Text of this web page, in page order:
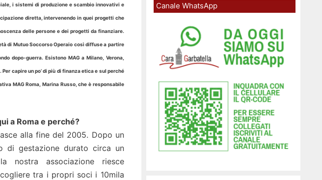
i sistemi di produzione e scambio innovativi e
diretta, intervenendo in quei progetti che
delle persone e dei progetti da finanziare.
di Mutuo Soccorso Operaio così diffuse a partire
dopo-guerra. Esistono MAG a Milano, Verona,
capire un po’ di più di finanza etica e sul perché
MAG Roma, Marina Russo, che è responsabile
a Roma e perché?
alla fine del 2005. Dopo un
di gestazione durato circa un
nostra associazione riesce
tra i propri soci i 10mila
Canale WhatsApp